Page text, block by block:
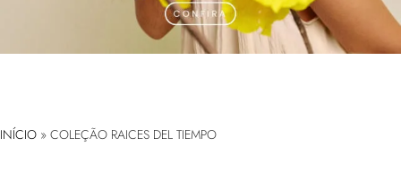
INÍCIO » COLEÇÃO RAICES DEL TIEMPO